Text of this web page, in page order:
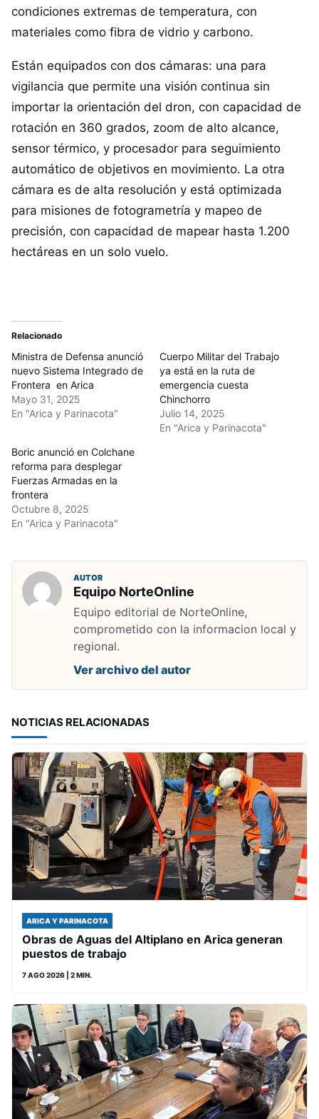
condiciones extremas de temperatura, con
materiales como fibra de vidrio y carbono.
Están equipados con dos cámaras: una para
vigilancia que permite una visión continua sin
importar la orientación del dron, con capacidad de
rotación en 360 grados, zoom de alto alcance,
sensor térmico, y procesador para seguimiento
automático de objetivos en movimiento. La otra
cámara es de alta resolución y está optimizada
para misiones de fotogrametría y mapeo de
precisión, con capacidad de mapear hasta 1.200
hectáreas en un solo vuelo.
Relacionado
Ministra de Defensa anunció
nuevo Sistema Integrado de
Frontera en Arica
Mayo 31, 2025
En "Arica y Parinacota"
Cuerpo Militar del Trabajo
ya está en la ruta de
emergencia cuesta
Chinchorro
Julio 14, 2025
En "Arica y Parinacota"
Boric anunció en Colchane
reforma para desplegar
Fuerzas Armadas en la
frontera
Octubre 8, 2025
En "Arica y Parinacota"
AUTOR
Equipo NorteOnline
Equipo editorial de NorteOnline,
comprometido con la informacion local y
regional.
Ver archivo del autor
NOTICIAS RELACIONADAS
ARICA Y PARINACOTA
Obras de Aguas del Altiplano en Arica generan
puestos de trabajo
7 AGO 2026 | 2 MIN.